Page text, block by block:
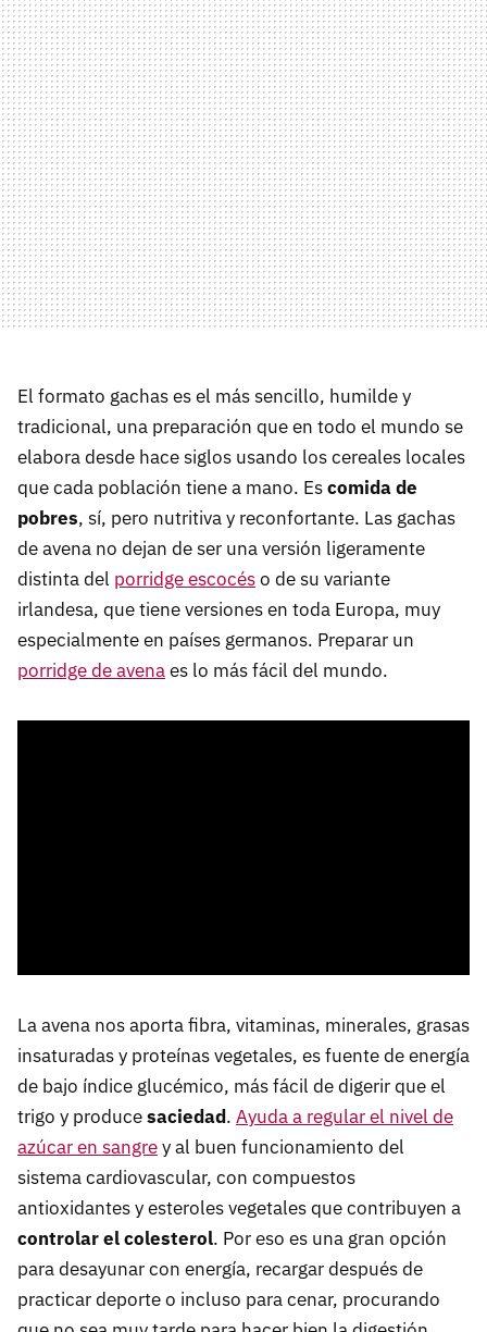
El formato gachas es el más sencillo, humilde y
tradicional, una preparación que en todo el mundo se
elabora desde hace siglos usando los cereales locales
que cada población tiene a mano. Escomida de
pobres, sí, pero nutritiva y reconfortante. Las gachas
de avena no dejan de ser una versión ligeramente
distinta del porridge escocéso de su variante
irlandesa, que tiene versiones en toda Europa, muy
especialmente en países germanos. Preparar un
porridge de avenaes lo más fácil del mundo.
La avena nos aporta fibra, vitaminas, minerales, grasas
insaturadas y proteínas vegetales, es fuente de energía
de bajo índice glucémico, más fácil de digerir que el
trigo y producesaciedad. Ayuda a regular el nivel de
azúcar en sangrey al buen funcionamiento del
sistema cardiovascular, con compuestos
antioxidantes y esteroles vegetales que contribuyen a
controlar el colesterol. Por eso es una gran opción
para desayunar con energía, recargar después de
practicar deporte o incluso para cenar, procurando